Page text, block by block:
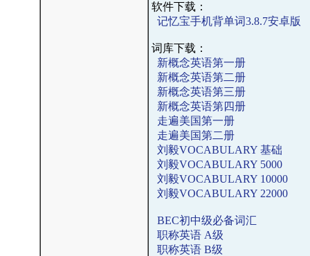
软件下载：
记忆宝手机背单词3.8.7安卓版
词库下载：
新概念英语第一册
新概念英语第二册
新概念英语第三册
新概念英语第四册
走遍美国第一册
走遍美国第二册
刘毅VOCABULARY 基础
刘毅VOCABULARY 5000
刘毅VOCABULARY 10000
刘毅VOCABULARY 22000
BEC初中级必备词汇
职称英语 A级
职称英语 B级